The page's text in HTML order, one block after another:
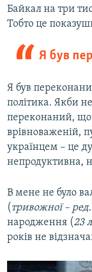
Байкал на три
Тобто це
Я був
Я був
політика. Якби
переконаний, що
врівноваженій,
українцем – це
непродуктивна,
В мене не було
( тривожної – ред.
народження (23
років не